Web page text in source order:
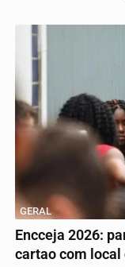
GERAL
Encceja 2026:
cartao com local